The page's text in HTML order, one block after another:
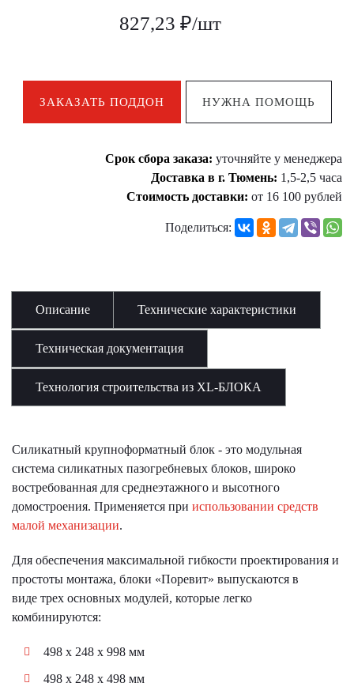
827,23 ₽/шт
ЗАКАЗАТЬ ПОДДОН НУЖНА ПОМОЩЬ
Срок сбора заказа: уточняйте у менеджера
Доставка в г. Тюмень: 1,5-2,5 часа
Стоимость доставки: от 16 100 рублей
Поделиться:
Описание Технические характеристики
Техническая документация
Технология строительства из XL-БЛОКА
Силикатный крупноформатный блок - это модульная
система силикатных пазогребневых блоков, широко
востребованная для среднеэтажного и высотного
домостроения. Применяется при использовании средств
малой механизации.
Для обеспечения максимальной гибкости проектирования и
простоты монтажа, блоки «Поревит» выпускаются в
виде трех основных модулей, которые легко
комбинируются:
498 х 248 х 998 мм
498 х 248 х 498 мм